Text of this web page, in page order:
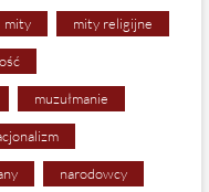
mity mity religijne
muzułmanie
narodowcy